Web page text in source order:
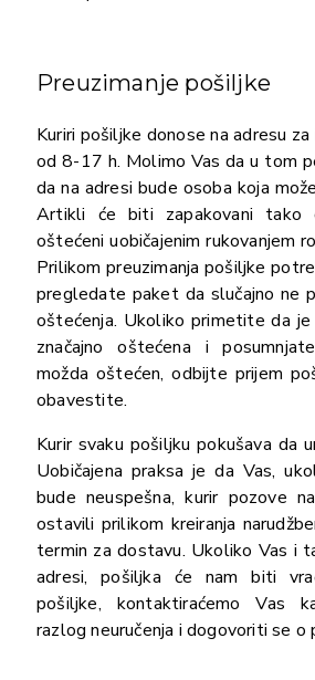
Preuzimanje pošiljke
Kuriri pošiljke donose na adresu
od 8-17 h. Molimo Vas da u tom
da na adresi bude osoba koja
Artikli će biti zapakovani tako
oštećeni uobičajenim rukovanjem
Prilikom preuzimanja pošiljke
pregledate paket da slučajno ne
oštećenja. Ukoliko primetite da
značajno oštećena i
možda oštećen, odbijte prijem
obavestite.
Kurir svaku pošiljku pokušava da
Uobičajena praksa je da Vas,
bude neuspešna, kurir pozove
ostavili prilikom kreiranja
termin za dostavu. Ukoliko Vas i
adresi, pošiljka će nam biti
pošiljke, kontaktiraćemo Vas
razlog neuručenja i dogovoriti se o